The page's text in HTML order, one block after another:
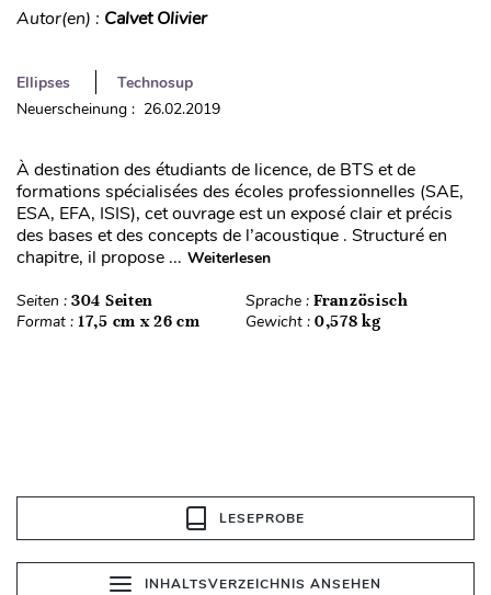
Autor(en) : Calvet Olivier
Ellipses
Technosup
Neuerscheinung : 26.02.2019
À destination des étudiants de licence, de BTS et de
formations spécialisées des écoles professionnelles (SAE,
ESA, EFA, ISIS), cet ouvrage est un exposé clair et précis
des bases et des concepts de l’acoustique . Structuré en
chapitre, il propose ... Weiterlesen
Seiten : 304 Seiten Sprache : Französisch
Format : 17,5 cm x 26 cm Gewicht : 0,578 kg
LESEPROBE
INHALTSVERZEICHNIS ANSEHEN